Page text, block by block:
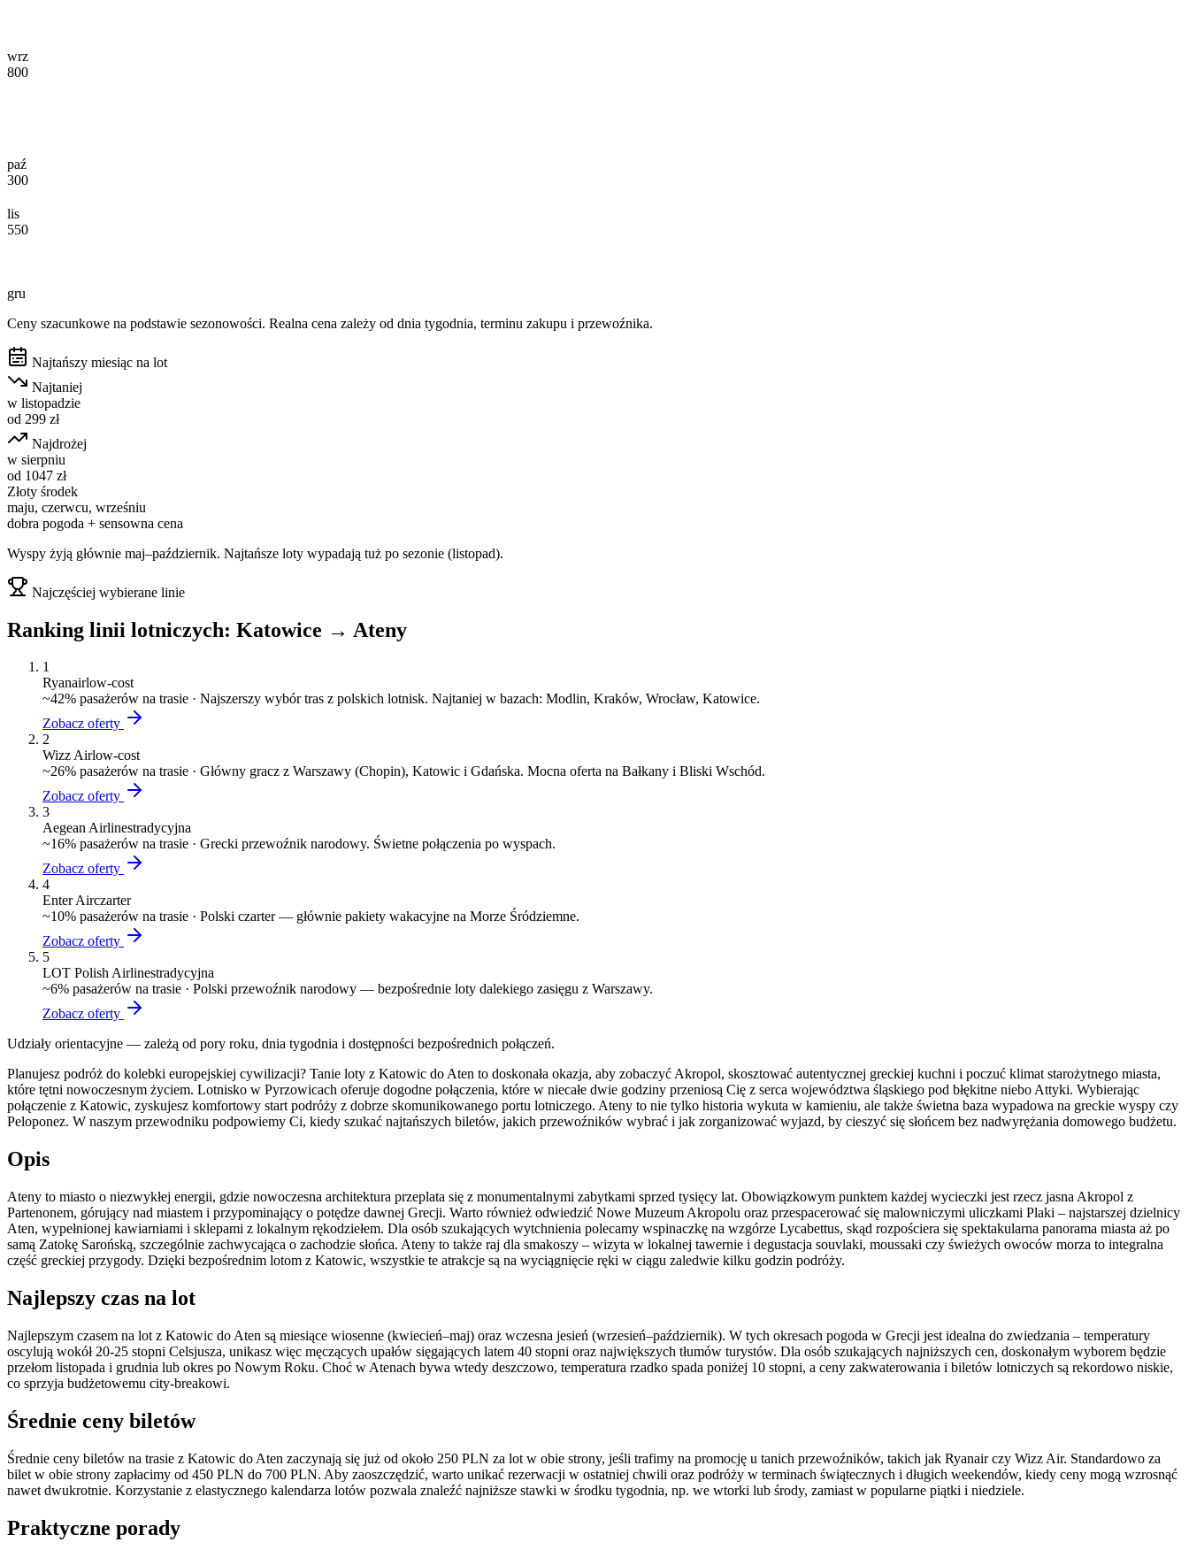
wrz
800
paź
300
lis
550
gru
Ceny szacunkowe na podstawie sezonowości. Realna cena zależy od dnia tygodnia, terminu zakupu i przewoźnika.
Najtańszy miesiąc na lot
Najtaniej
w listopadzie
od 299 zł
Najdrożej
w sierpniu
od 1047 zł
Złoty środek
maju, czerwcu, wrześniu
dobra pogoda + sensowna cena
Wyspy żyją głównie maj–październik. Najtańsze loty wypadają tuż po sezonie (listopad).
Najczęściej wybierane linie
Ranking linii lotniczych: Katowice → Ateny
1
Ryanairlow-cost
~42% pasażerów na trasie · Najszerszy wybór tras z polskich lotnisk. Najtaniej w bazach: Modlin, Kraków, Wrocław, Katowice.
Zobacz oferty
2
Wizz Airlow-cost
~26% pasażerów na trasie · Główny gracz z Warszawy (Chopin), Katowic i Gdańska. Mocna oferta na Bałkany i Bliski Wschód.
Zobacz oferty
3
Aegean Airlinestradycyjna
~16% pasażerów na trasie · Grecki przewoźnik narodowy. Świetne połączenia po wyspach.
Zobacz oferty
4
Enter Airczarter
~10% pasażerów na trasie · Polski czarter — głównie pakiety wakacyjne na Morze Śródziemne.
Zobacz oferty
5
LOT Polish Airlinestradycyjna
~6% pasażerów na trasie · Polski przewoźnik narodowy — bezpośrednie loty dalekiego zasięgu z Warszawy.
Zobacz oferty
Udziały orientacyjne — zależą od pory roku, dnia tygodnia i dostępności bezpośrednich połączeń.
Planujesz podróż do kolebki europejskiej cywilizacji? Tanie loty z Katowic do Aten to doskonała okazja, aby zobaczyć Akropol, skosztować autentycznej greckiej kuchni i poczuć klimat starożytnego miasta,
które tętni nowoczesnym życiem. Lotnisko w Pyrzowicach oferuje dogodne połączenia, które w niecałe dwie godziny przeniosą Cię z serca województwa śląskiego pod błękitne niebo Attyki. Wybierając
połączenie z Katowic, zyskujesz komfortowy start podróży z dobrze skomunikowanego portu lotniczego. Ateny to nie tylko historia wykuta w kamieniu, ale także świetna baza wypadowa na greckie wyspy czy
Peloponez. W naszym przewodniku podpowiemy Ci, kiedy szukać najtańszych biletów, jakich przewoźników wybrać i jak zorganizować wyjazd, by cieszyć się słońcem bez nadwyrężania domowego budżetu.
Opis
Ateny to miasto o niezwykłej energii, gdzie nowoczesna architektura przeplata się z monumentalnymi zabytkami sprzed tysięcy lat. Obowiązkowym punktem każdej wycieczki jest rzecz jasna Akropol z
Partenonem, górujący nad miastem i przypominający o potędze dawnej Grecji. Warto również odwiedzić Nowe Muzeum Akropolu oraz przespacerować się malowniczymi uliczkami Plaki – najstarszej dzielnicy
Aten, wypełnionej kawiarniami i sklepami z lokalnym rękodziełem. Dla osób szukających wytchnienia polecamy wspinaczkę na wzgórze Lycabettus, skąd rozpościera się spektakularna panorama miasta aż po
samą Zatokę Sarońską, szczególnie zachwycająca o zachodzie słońca. Ateny to także raj dla smakoszy – wizyta w lokalnej tawernie i degustacja souvlaki, moussaki czy świeżych owoców morza to integralna
część greckiej przygody. Dzięki bezpośrednim lotom z Katowic, wszystkie te atrakcje są na wyciągnięcie ręki w ciągu zaledwie kilku godzin podróży.
Najlepszy czas na lot
Najlepszym czasem na lot z Katowic do Aten są miesiące wiosenne (kwiecień–maj) oraz wczesna jesień (wrzesień–październik). W tych okresach pogoda w Grecji jest idealna do zwiedzania – temperatury
oscylują wokół 20-25 stopni Celsjusza, unikasz więc męczących upałów sięgających latem 40 stopni oraz największych tłumów turystów. Dla osób szukających najniższych cen, doskonałym wyborem będzie
przełom listopada i grudnia lub okres po Nowym Roku. Choć w Atenach bywa wtedy deszczowo, temperatura rzadko spada poniżej 10 stopni, a ceny zakwaterowania i biletów lotniczych są rekordowo niskie,
co sprzyja budżetowemu city-breakowi.
Średnie ceny biletów
Średnie ceny biletów na trasie z Katowic do Aten zaczynają się już od około 250 PLN za lot w obie strony, jeśli trafimy na promocję u tanich przewoźników, takich jak Ryanair czy Wizz Air. Standardowo za
bilet w obie strony zapłacimy od 450 PLN do 700 PLN. Aby zaoszczędzić, warto unikać rezerwacji w ostatniej chwili oraz podróży w terminach świątecznych i długich weekendów, kiedy ceny mogą wzrosnąć
nawet dwukrotnie. Korzystanie z elastycznego kalendarza lotów pozwala znaleźć najniższe stawki w środku tygodnia, np. we wtorki lub środy, zamiast w popularne piątki i niedziele.
Praktyczne porady